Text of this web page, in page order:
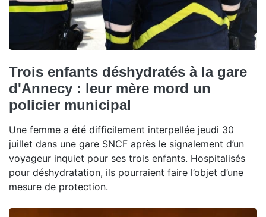
Trois enfants déshydratés à la gare
d'Annecy : leur mère mord un
policier municipal
Une femme a été difficilement interpellée jeudi 30
juillet dans une gare SNCF après le signalement d’un
voyageur inquiet pour ses trois enfants. Hospitalisés
pour déshydratation, ils pourraient faire l’objet d’une
mesure de protection.